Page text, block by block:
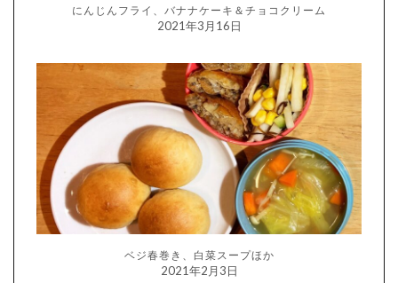
にんじんフライ、バナナケーキ＆チョコクリーム
2021年3月16日
ベジ春巻き、白菜スープほか
2021年2月3日